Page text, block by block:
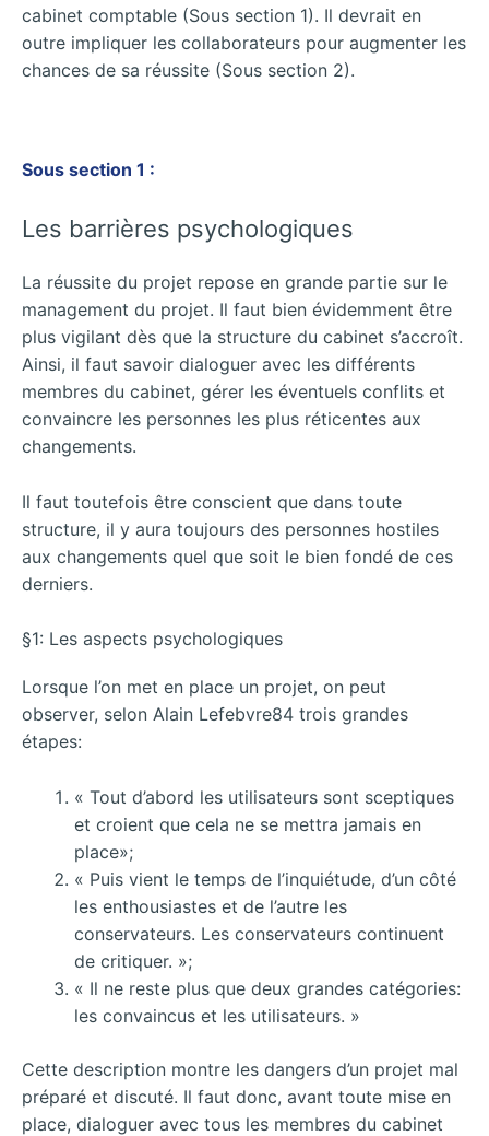
cabinet comptable (Sous section 1). Il devrait en
outre impliquer les collaborateurs pour augmenter les
chances de sa réussite (Sous section 2).
Sous section 1 :
Les barrières psychologiques
La réussite du projet repose en grande partie sur le
management du projet. Il faut bien évidemment être
plus vigilant dès que la structure du cabinet s’accroît.
Ainsi, il faut savoir dialoguer avec les différents
membres du cabinet, gérer les éventuels conflits et
convaincre les personnes les plus réticentes aux
changements.
Il faut toutefois être conscient que dans toute
structure, il y aura toujours des personnes hostiles
aux changements quel que soit le bien fondé de ces
derniers.
§1: Les aspects psychologiques
Lorsque l’on met en place un projet, on peut
observer, selon Alain Lefebvre84 trois grandes
étapes:
« Tout d’abord les utilisateurs sont sceptiques
et croient que cela ne se mettra jamais en
place»;
« Puis vient le temps de l’inquiétude, d’un côté
les enthousiastes et de l’autre les
conservateurs. Les conservateurs continuent
de critiquer. »;
« Il ne reste plus que deux grandes catégories:
les convaincus et les utilisateurs. »
Cette description montre les dangers d’un projet mal
préparé et discuté. Il faut donc, avant toute mise en
place, dialoguer avec tous les membres du cabinet